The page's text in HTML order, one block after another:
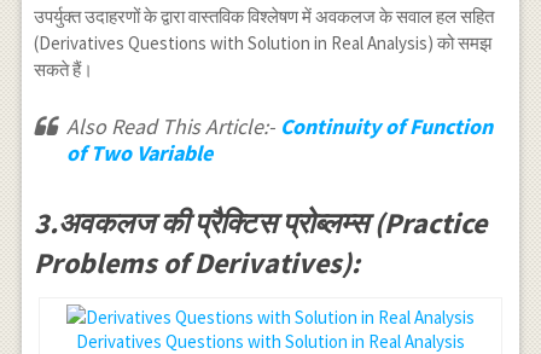
h)\sin\left(-
\frac1h\right)}{-
h}\\ =\underset{h
\to 0}
\left( \frac{1}{h}
\right)}{-h}\\
0}{\lim} \left( -
\sin\frac{1}{h}
\right)
उपर्युक्त उदाहरणों के द्वारा वास्तविक विश्लेषण में अवकलज के सवाल हल सहित
(Derivatives Questions with Solution in Real Analysis) को समझ
सकते हैं।
Also Read This Article:- Continuity of Function
of Two Variable
3.अवकलज की प्रैक्टिस प्रोब्लम्स (Practice
Problems of Derivatives):
Derivatives Questions with Solution in Real Analysis